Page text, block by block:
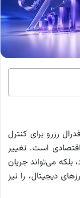
رزرو برای کنترل
است. تغییر
بلکه می‌تواند جریان
دیجیتال، را نیز